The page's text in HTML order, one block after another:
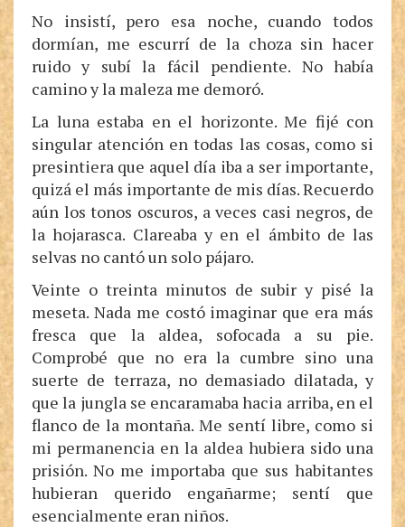
No insistí, pero esa noche, cuando todos
dormían, me escurrí de la choza sin hacer
ruido y subí la fácil pendiente. No había
camino y la maleza me demoró.
La luna estaba en el horizonte. Me fijé con
singular atención en todas las cosas, como si
presintiera que aquel día iba a ser importante,
quizá el más importante de mis días. Recuerdo
aún los tonos oscuros, a veces casi negros, de
la hojarasca. Clareaba y en el ámbito de las
selvas no cantó un solo pájaro.
Veinte o treinta minutos de subir y pisé la
meseta. Nada me costó imaginar que era más
fresca que la aldea, sofocada a su pie.
Comprobé que no era la cumbre sino una
suerte de terraza, no demasiado dilatada, y
que la jungla se encaramaba hacia arriba, en el
flanco de la montaña. Me sentí libre, como si
mi permanencia en la aldea hubiera sido una
prisión. No me importaba que sus habitantes
hubieran querido engañarme; sentí que
esencialmente eran niños.